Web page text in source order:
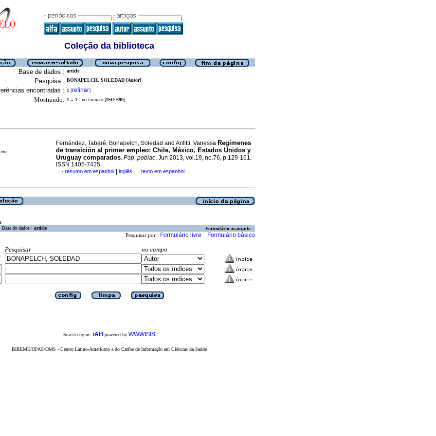
Coleção da biblioteca
Base de dados : article
Pesquisa : BONAPELCH, SOLEDAD [Autor]
encontradas : 1 [refinar]
Mostrando: 1 .. 1 no formato [ISO 690]
Fernández, Tabaré, Bonapelch, Soledad and Anfitti, Vanessa Regímenes
de transición al primer empleo: Chile, México, Estados Unidos y
Uruguay comparados. Pap. poblac, Jun 2013, vol.19, no.76, p.129-161.
ISSN 1405-7425
· resumo em espanhol inglês · texto em espanhol
Base de dados : article Formulário avançado
Pesquisar por : Formulário livre Formulário básico
Pesquisar
no campo
Search engine: iAH powered by WWWISIS
BIREME/OPAS/OMS - Centro Latino-Americano e do Caribe de Informação em Ciências da Saúde